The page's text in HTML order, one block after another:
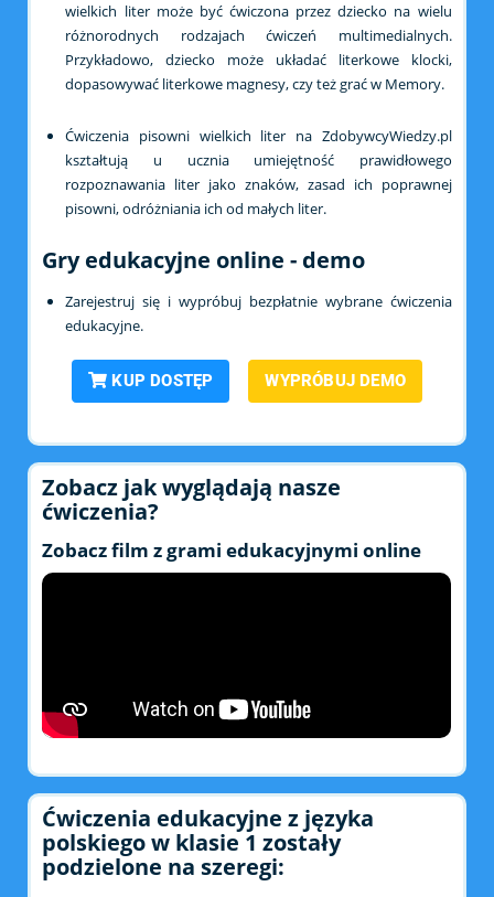
wielkich liter może być ćwiczona przez dziecko na wielu
różnorodnych rodzajach ćwiczeń multimedialnych.
Przykładowo, dziecko może układać literkowe klocki,
dopasowywać literkowe magnesy, czy też grać w Memory.
Ćwiczenia pisowni wielkich liter na ZdobywcyWiedzy.pl
kształtują u ucznia umiejętność prawidłowego
rozpoznawania liter jako znaków, zasad ich poprawnej
pisowni, odróżniania ich od małych liter.
Gry edukacyjne online - demo
Zarejestruj się i wypróbuj bezpłatnie wybrane ćwiczenia
edukacyjne.
KUP DOSTĘP WYPRÓBUJ DEMO
Zobacz jak wyglądają nasze
ćwiczenia?
Zobacz film z grami edukacyjnymi online
Ćwiczenia edukacyjne z języka
polskiego w klasie 1 zostały
podzielone na szeregi: